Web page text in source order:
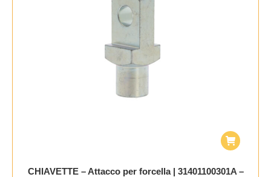
CHIAVETTE – Attacco per forcella | 31401100301A –